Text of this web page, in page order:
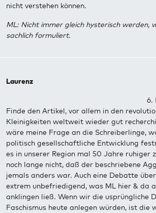
nicht verstehen können.
ML: Nicht immer gleich hysterisch werden,
sachlich formuliert.
Laurenz
6.
Finde den Artikel, vor allem in den
Kleinigkeiten weltweit wieder gut
wäre meine Frage an die Schreiberlinge,
politisch gesellschaftliche Entwicklung
es in unserer Region mal 50 Jahre ruhiger
noch lange nicht, daß der beschriebene
jemals anders war. Auch eine Debatte
extrem unbefriedigend, was ML hier & da
anklingen ließ. Wenn wir die usprüngliche
Faschismus heute anlegen würden, ist die